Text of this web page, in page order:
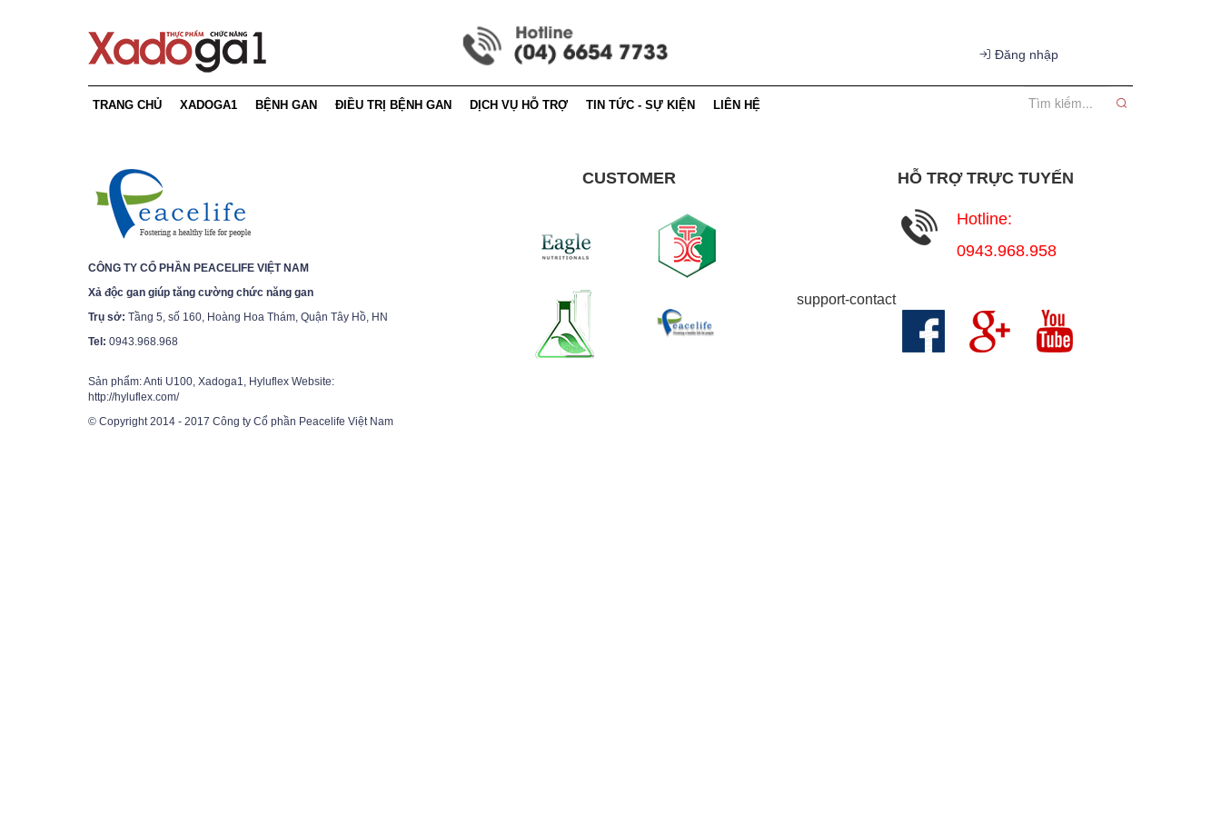
Đăng nhập
TRANG CHỦ XADOGA1
LiverAid Proprietary Blend
Chứng nhận
BỆNH GAN
Xơ gan
Ung thư gan
ĐIỀU TRỊ BỆNH GAN DỊCH VỤ HỖ TRỢ
Hướng dẫn mua hàng
TIN TỨC - SỰ KIỆN
Tin tức - sự kiện
Báo chí nói về Xadoga1
LIÊN HỆ
CÔNG TY CỔ PHẦN PEACELIFE VIỆT NAM
Xả độc gan giúp tăng cường chức năng gan
Trụ sở: Tầng 5, số 160, Hoàng Hoa Thám, Quận Tây Hồ, HN
Tel: 0943.968.968
Sản phẩm: Anti U100, Xadoga1, Hyluflex Website:
http://hyluflex.com/
© Copyright 2014 - 2017 Công ty Cổ phần Peacelife Việt Nam
CUSTOMER HỖ TRỢ TRỰC TUYẾN
Hotline:
0943.968.958
support-contact